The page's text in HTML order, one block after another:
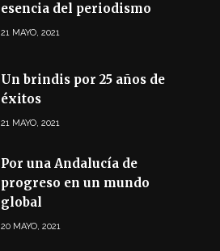
esencia del periodismo
21 MAYO, 2021
Un brindis por 25 años de
éxitos
21 MAYO, 2021
Por una Andalucía de
progreso en un mundo
global
20 MAYO, 2021